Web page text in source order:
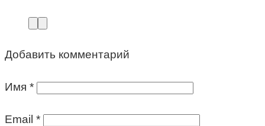
Добавить комментарий
Имя *
Email *